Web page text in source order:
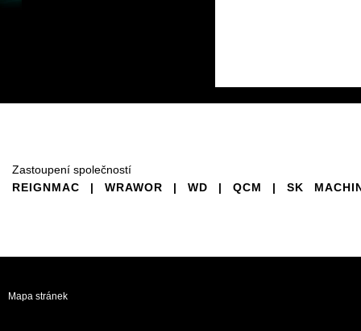
Zastoupení společností
REIGNMAC | WRAWOR | WD | QCM | SK
Mapa stránek